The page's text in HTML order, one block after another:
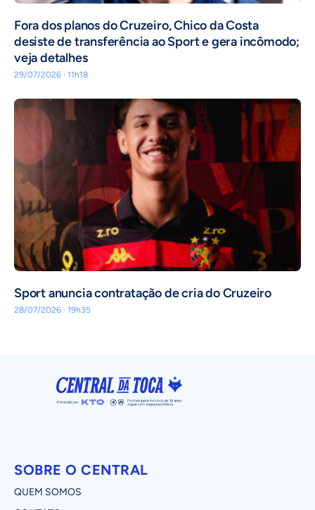
Fora dos planos do Cruzeiro, Chico da Costa
desiste de transferência ao Sport e gera incômodo;
veja detalhes
29/07/2026 · 11h18
Sport anuncia contratação de cria do Cruzeiro
28/07/2026 · 19h35
SOBRE O CENTRAL
QUEM SOMOS